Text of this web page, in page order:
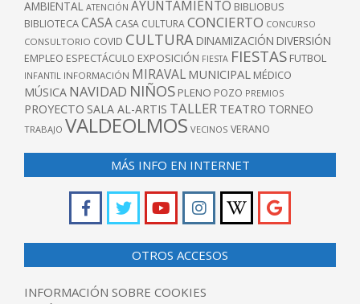
AMBIENTAL ATENCIÓN AYUNTAMIENTO BIBLIOBUS
BIBLIOTECACASA CASA CULTURACONCIERTO CONCURSO
CONSULTORIO COVID CULTURA DINAMIZACIÓN DIVERSIÓN
EMPLEO ESPECTÁCULO EXPOSICIÓN FIESTA FIESTAS FUTBOL
INFANTIL INFORMACIÓN MIRAVAL MUNICIPAL MÉDICO
MÚSICA NAVIDAD NIÑOS PLENO POZO PREMIOS
PROYECTO SALA AL-ARTIS TALLER TEATRO TORNEO
TRABAJO VALDEOLMOS VECINOS VERANO
MÁS INFO EN INTERNET
OTROS ACCESOS
INFORMACIÓN SOBRE COOKIES